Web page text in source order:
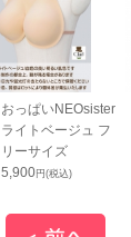
おっぱいNEOsister
ライトベージュ フ
リーサイズ
5,900円(税込)